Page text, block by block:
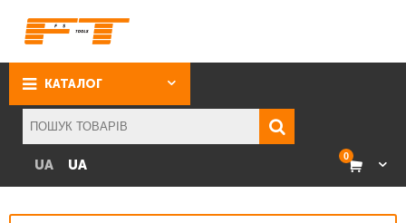
КАТАЛОГ
UA UA
0